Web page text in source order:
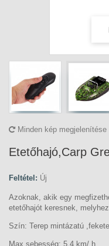
Minden kép megjelenítése
Etetőhajó,Carp
Feltétel: Új
Azoknak, akik egy
etetőhajót keresnek,
Szín: Terep mintázatú
Max sebesség: 5.4 km/ h